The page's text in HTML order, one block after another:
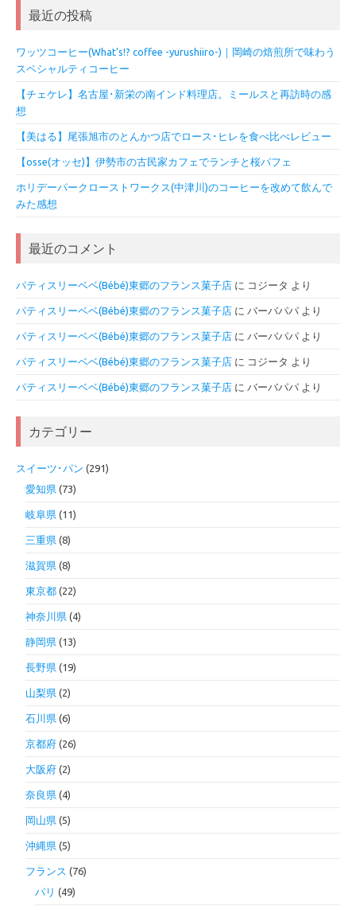
最近の投稿
ワッツコーヒー(What’s!? coffee -yurushiiro-)｜岡崎の焙煎所で味わう
スペシャルティコーヒー
【チェケレ】名古屋･新栄の南インド料理店。ミールスと再訪時の感
想
【美はる】尾張旭市のとんかつ店でロース･ヒレを食べ比べレビュー
【osse(オッセ)】伊勢市の古民家カフェでランチと桜パフェ
ホリデーパークローストワークス(中津川)のコーヒーを改めて飲んで
みた感想
最近のコメント
パティスリーベベ(Bébé)東郷のフランス菓子店 に コジータ より
パティスリーベベ(Bébé)東郷のフランス菓子店 に バーバパパ より
パティスリーベベ(Bébé)東郷のフランス菓子店 に バーバパパ より
パティスリーベベ(Bébé)東郷のフランス菓子店 に コジータ より
パティスリーベベ(Bébé)東郷のフランス菓子店 に バーバパパ より
カテゴリー
スイーツ･パン (291)
愛知県 (73)
岐阜県 (11)
三重県 (8)
滋賀県 (8)
東京都 (22)
神奈川県 (4)
静岡県 (13)
長野県 (19)
山梨県 (2)
石川県 (6)
京都府 (26)
大阪府 (2)
奈良県 (4)
岡山県 (5)
沖縄県 (5)
フランス (76)
パリ (49)